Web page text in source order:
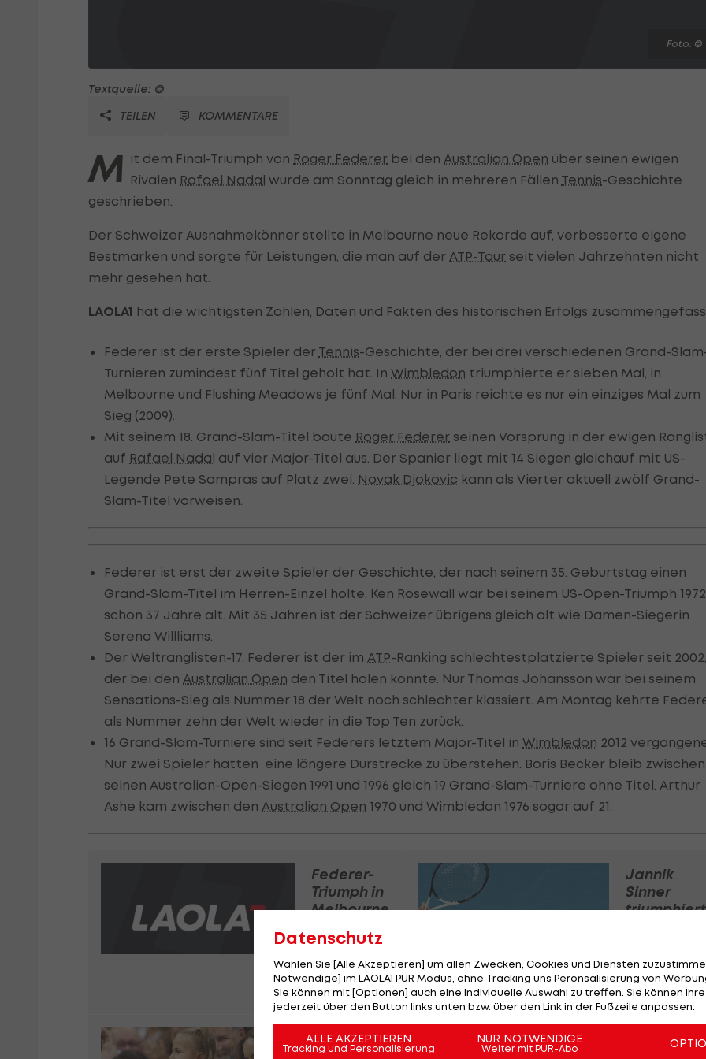
Foto: ©
Textquelle: ©
TEILEN
KOMMENTARE
M it dem Final-Triumph von Roger Federer bei den Australian Open über seinen ewigen
Rivalen Rafael Nadal wurde am Sonntag gleich in mehreren Fällen Tennis-Geschichte
geschrieben.
Der Schweizer Ausnahmekönner stellte in Melbourne neue Rekorde auf, verbesserte eigene
Bestmarken und sorgte für Leistungen, die man auf der ATP-Tour seit vielen Jahrzehnten nicht
mehr gesehen hat.
LAOLA1 hat die wichtigsten Zahlen, Daten und Fakten des historischen Erfolgs
Federer ist der erste Spieler der Tennis-Geschichte, der bei drei verschiedenen Grand-
Turnieren zumindest fünf Titel geholt hat. In Wimbledon triumphierte er sieben Mal, in
Melbourne und Flushing Meadows je fünf Mal. Nur in Paris reichte es nur ein einziges Mal zum
Sieg (2009).
Mit seinem 18. Grand-Slam-Titel baute Roger Federer seinen Vorsprung in der ewigen
auf Rafael Nadal auf vier Major-Titel aus. Der Spanier liegt mit 14 Siegen gleichauf mit US-
Legende Pete Sampras auf Platz zwei. Novak Djokovic kann als Vierter aktuell zwölf Grand-
Slam-Titel vorweisen.
Federer ist erst der zweite Spieler der Geschichte, der nach seinem 35. Geburtstag einen
Grand-Slam-Titel im Herren-Einzel holte. Ken Rosewall war bei seinem US-Open-Triumph 1972
schon 37 Jahre alt. Mit 35 Jahren ist der Schweizer übrigens gleich alt wie Damen-Siegerin
Serena Willliams.
Der Weltranglisten-17. Federer ist der im ATP-Ranking schlechtestplatzierte Spieler seit 2002,
der bei den Australian Open den Titel holen konnte. Nur Thomas Johansson war bei seinem
Sensations-Sieg als Nummer 18 der Welt noch schlechter klassiert. Am Montag kehrte
als Nummer zehn der Welt wieder in die Top Ten zurück.
16 Grand-Slam-Turniere sind seit Federers letztem Major-Titel in Wimbledon 2012
Nur zwei Spieler hatten eine längere Durstrecke zu überstehen. Boris Becker bleib zwischen
seinen Australian-Open-Siegen 1991 und 1996 gleich 19 Grand-Slam-Turniere ohne Titel. Arthur
Ashe kam zwischen den Australian Open 1970 und Wimbledon 1976 sogar auf 21.
Federer-
Triumph in
Melbourne
Tennis
Jannik
Sinner
triumphiert
Mal in
Melbourne
Tennis
Novak
Datenschutz
Wählen Sie [Alle Akzeptieren] um allen Zwecken, Cookies und Diensten
Notwendige] im LAOLA1 PUR Modus, ohne Tracking uns Peronsalisierung von
Sie können mit [Optionen] auch eine individuelle Auswahl zu treffen. Sie können
jederzeit über den Button links unten bzw. über den Link in der Fußzeile anpassen.
ALLE AKZEPTIEREN
Tracking und Personalisierung
NUR NOTWENDIGE
Weiter mit PUR-Abo